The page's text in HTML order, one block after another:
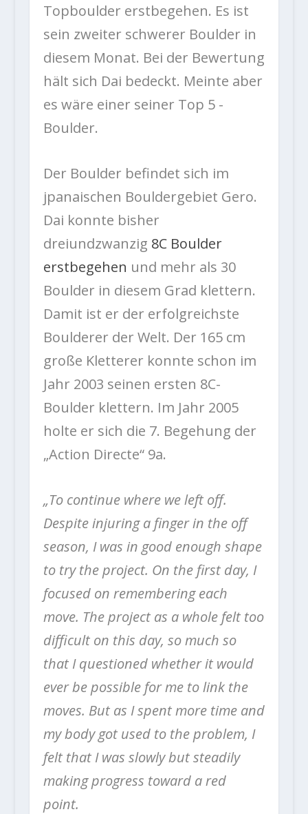
Topboulder erstbegehen. Es ist
sein zweiter schwerer Boulder in
diesem Monat. Bei der Bewertung
hält sich Dai bedeckt. Meinte aber
es wäre einer seiner Top 5 -
Boulder.
Der Boulder befindet sich im
jpanaischen Bouldergebiet Gero.
Dai konnte bisher
dreiundzwanzig 8C Boulder
erstbegehen und mehr als 30
Boulder in diesem Grad klettern.
Damit ist er der erfolgreichste
Boulderer der Welt. Der 165 cm
große Kletterer konnte schon im
Jahr 2003 seinen ersten 8C-
Boulder klettern. Im Jahr 2005
holte er sich die 7. Begehung der
„Action Directe“ 9a.
„To continue where we left off.
Despite injuring a finger in the off
season, I was in good enough shape
to try the project. On the first day, I
focused on remembering each
move. The project as a whole felt too
difficult on this day, so much so
that I questioned whether it would
ever be possible for me to link the
moves. But as I spent more time and
my body got used to the problem, I
felt that I was slowly but steadily
making progress toward a red
point.